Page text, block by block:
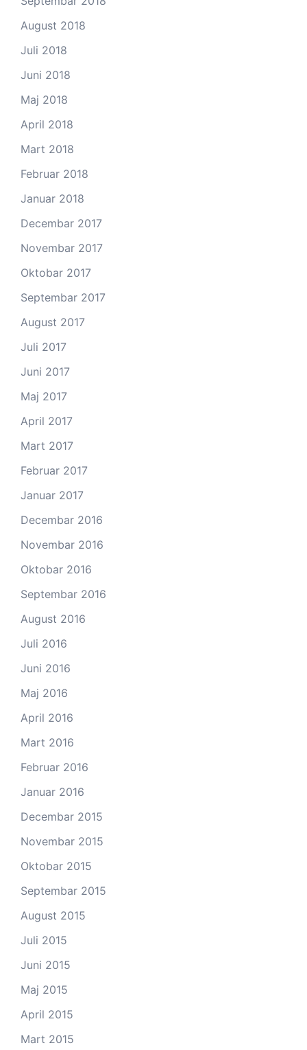
August 2018
Juli 2018
Juni 2018
Maj 2018
April 2018
Mart 2018
Februar 2018
Januar 2018
Decembar 2017
Novembar 2017
Oktobar 2017
Septembar 2017
August 2017
Juli 2017
Juni 2017
Maj 2017
April 2017
Mart 2017
Februar 2017
Januar 2017
Decembar 2016
Novembar 2016
Oktobar 2016
Septembar 2016
August 2016
Juli 2016
Juni 2016
Maj 2016
April 2016
Mart 2016
Februar 2016
Januar 2016
Decembar 2015
Novembar 2015
Oktobar 2015
Septembar 2015
August 2015
Juli 2015
Juni 2015
Maj 2015
April 2015
Mart 2015